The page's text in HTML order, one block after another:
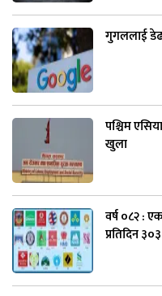
गुगललाई डेढ
पश्चिम
खुला
वर्ष ०८२ :
प्रतिदिन